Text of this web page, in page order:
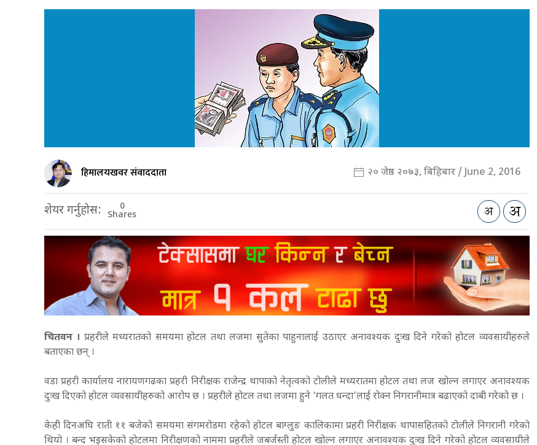
हिमालयखवर संवाददाता २० जेष्ठ २०७३, बिहिबार / June 2, 2016
शेयर गर्नुहोस: 0
Shares
चितवन । प्रहरीले मध्यरातको समयमा होटल तथा लजमा सुतेका पाहुनालाई उठाएर अनावश्यक दुःख दिने गरेको होटल व्यवसायीहरुले
बताएका छन् ।
वडा प्रहरी कार्यालय नारायणगढका प्रहरी निरीक्षक राजेन्द्र थापाको नेतृत्वको टोलीले मध्यरातमा होटल तथा लज खोल्न लगाएर अनावश्यक
दुःख दिएको होटल व्यवसायीहरुको आरोप छ । प्रहरीले होटल तथा लजमा हुने ‘गलत धन्दा’लाई रोक्न निगरानीमात्र बढाएको दाबी गरेको छ ।
केही दिनअघि राती ११ बजेको समयमा संगमरोडमा रहेको होटल बाग्लुङ कालिकामा प्रहरी निरीक्षक थापासहितको टोलीले निगरानी गरेको
थियो । बन्द भइसकेको होटलमा निरीक्षणको नाममा प्रहरीले जबर्जस्ती होटल खोल्न लगाएर अनावश्यक दुःख दिने गरेको होटल व्यवसायीले